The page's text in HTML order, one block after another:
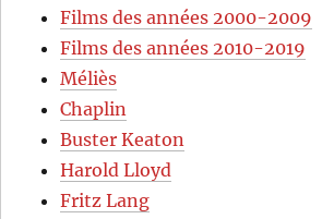
Films des années 2000-2009
Films des années 2010-2019
Méliès
Chaplin
Buster Keaton
Harold Lloyd
Fritz Lang